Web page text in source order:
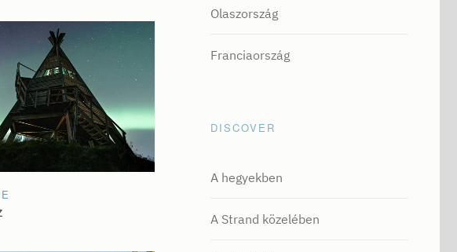
Olaszország
Franciaország
DISCOVER
A hegyekben
A Strand közelében